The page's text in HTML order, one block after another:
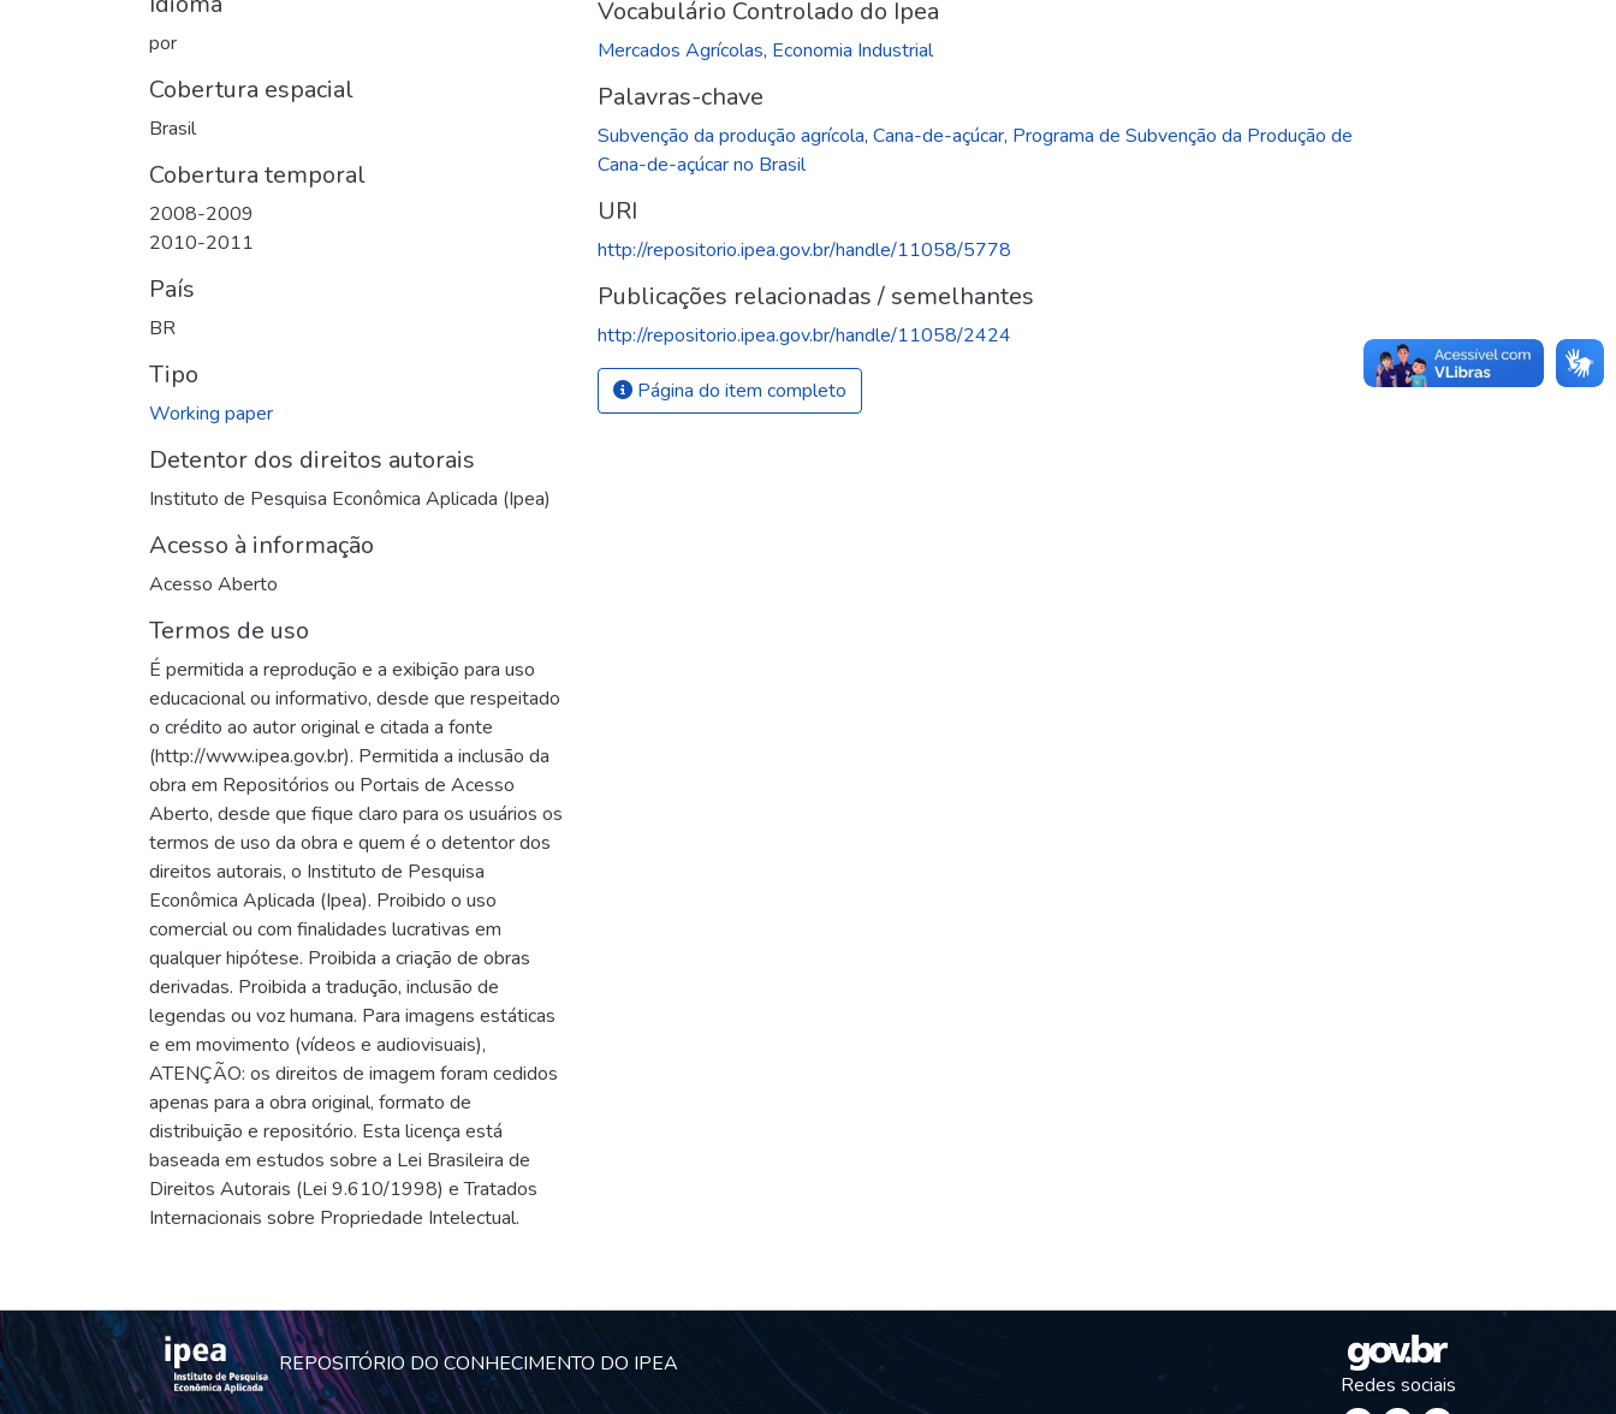
por
Cobertura espacial
Brasil
Cobertura temporal
2008-2009
2010-2011
País
BR
Tipo
Working paper
Detentor dos direitos autorais
Instituto de Pesquisa Econômica Aplicada (Ipea)
Acesso à informação
Acesso Aberto
Termos de uso
É permitida a reprodução e a exibição para uso
educacional ou informativo, desde que respeitado
o crédito ao autor original e citada a fonte
(http://www.ipea.gov.br). Permitida a inclusão da
obra em Repositórios ou Portais de Acesso
Aberto, desde que fique claro para os usuários os
termos de uso da obra e quem é o detentor dos
direitos autorais, o Instituto de Pesquisa
Econômica Aplicada (Ipea). Proibido o uso
comercial ou com finalidades lucrativas em
qualquer hipótese. Proibida a criação de obras
derivadas. Proibida a tradução, inclusão de
legendas ou voz humana. Para imagens estáticas
e em movimento (vídeos e audiovisuais),
ATENÇÃO: os direitos de imagem foram cedidos
apenas para a obra original, formato de
distribuição e repositório. Esta licença está
baseada em estudos sobre a Lei Brasileira de
Direitos Autorais (Lei 9.610/1998) e Tratados
Internacionais sobre Propriedade Intelectual.
Vocabulário Controlado do Ipea
Mercados Agrícolas, Economia Industrial
Palavras-chave
Subvenção da produção agrícola,Cana-de-açúcar, Programa de Subvenção da Produção de
Cana-de-açúcar no Brasil
URI
http://repositorio.ipea.gov.br/handle/11058/5778
Publicações relacionadas / semelhantes
http://repositorio.ipea.gov.br/handle/11058/2424
Página do item completo
REPOSITÓRIO DO CONHECIMENTO DO IPEA
Redes sociais